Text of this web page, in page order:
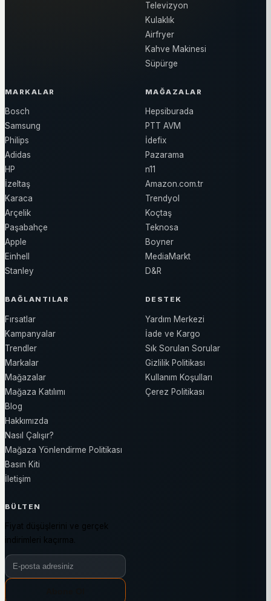
Televizyon
Kulaklık
Airfryer
Kahve Makinesi
Süpürge
MARKALAR
Bosch
Samsung
Philips
Adidas
HP
İzeltaş
Karaca
Arçelik
Paşabahçe
Apple
Einhell
Stanley
MAĞAZALAR
Hepsiburada
PTT AVM
İdefix
Pazarama
n11
Amazon.com.tr
Trendyol
Koçtaş
Teknosa
Boyner
MediaMarkt
D&R
BAĞLANTILAR
Fırsatlar
Kampanyalar
Trendler
Markalar
Mağazalar
Mağaza Katılımı
Blog
Hakkımızda
Nasıl Çalışır?
Mağaza Yönlendirme Politikası
Basın Kiti
İletişim
DESTEK
Yardım Merkezi
İade ve Kargo
Sık Sorulan Sorular
Gizlilik Politikası
Kullanım Koşulları
Çerez Politikası
BÜLTEN
Fiyat düşüşlerini ve gerçek
indirimleri kaçırma.
Bülten e-posta adresiniz